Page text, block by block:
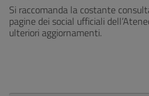
Si raccomanda la costante
pagine dei social ufficiali
ulteriori aggiornamenti.